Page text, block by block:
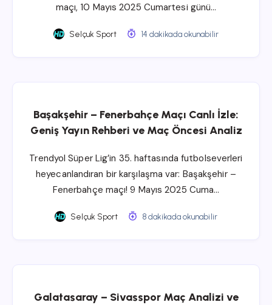
maçı, 10 Mayıs 2025 Cumartesi günü…
Selçuk Sport 14 dakikada okunabilir
Başakşehir – Fenerbahçe Maçı Canlı İzle:
Geniş Yayın Rehberi ve Maç Öncesi Analiz
Trendyol Süper Lig’in 35. haftasında futbolseverleri
heyecanlandıran bir karşılaşma var: Başakşehir –
Fenerbahçe maçı! 9 Mayıs 2025 Cuma…
Selçuk Sport 8 dakikada okunabilir
Galatasaray – Sivasspor Maç Analizi ve